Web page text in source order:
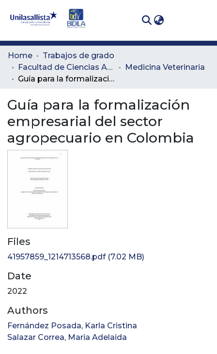
Communities
& Collections
All of DSpace
Statistics
Home
Trabajos de grado
Facultad de Ciencias Administrativas y Agropecuarias
Medicina Veterinaria
Guía para la formalización empresarial del sector agropecuario en Colombia
Guía para la formalización
empresarial del sector
agropecuario en Colombia
Files
41957859_1214713568.pdf(7.02 MB)
Date
2022
Authors
Fernández Posada, Karla Cristina
Salazar Correa, Maria Adelaida